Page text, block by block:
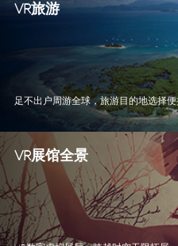
VR旅游
足不出户周游全球，旅游目的地选择
VR展馆全景